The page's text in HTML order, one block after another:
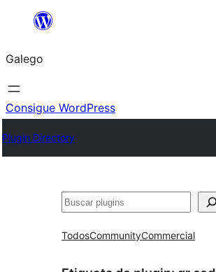
Saltar
contido
Galego
Consigue WordPress
Plugin Directory
Buscar
TodosCommunityCommercial